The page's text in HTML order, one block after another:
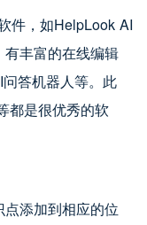
件，如HelpLook AI
丰富的在线编辑
答机器人等。此
都是很优秀的软
添加到相应的位